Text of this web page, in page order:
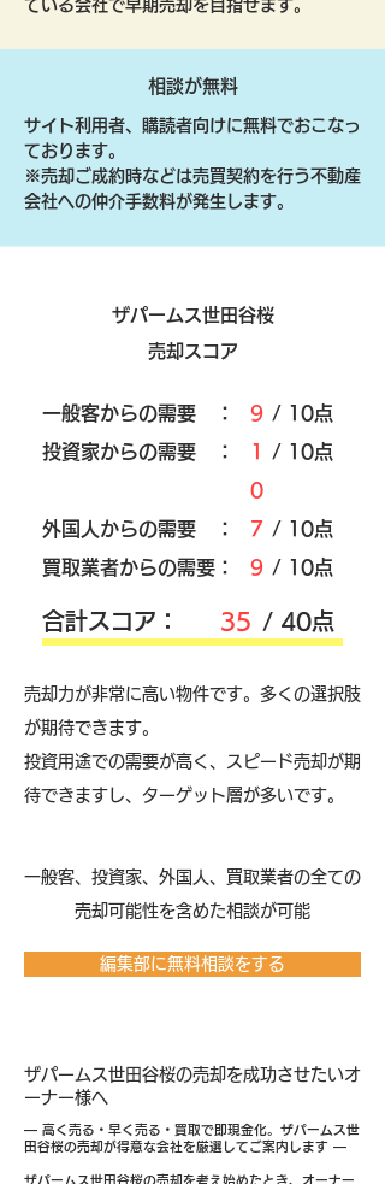
ている会社で早期売却を目指せます。
相談が無料
サイト利用者、購読者向けに無料でおこなっ
ております。
​※売却ご成約時などは売買契約を行う不動産
会社への仲介手数料が発生します。
ザパームス世田谷桜
売却スコア
​一般客からの需要 ： 9 / 10点
​投資家からの需要 ：
1
0
/ 10点
外国人からの需要 ： 7 / 10点
買取業者からの需要：
9 / 10点
​合計スコア： 35 / 40点
売却力が非常に高い物件です。多くの選択肢
が期待できます。
投資用途での需要が高く、スピード売却が期
待できますし、ターゲット層が多いです。
​一般客、投資家、外国人、買取業者の全ての
売却可能性を含めた相談が可能
編集部に無料相談をする
ザパームス世田谷桜の売却を成功させたいオ
ーナー様へ
― 高く売る・早く売る・買取で即現金化。ザパームス世
田谷桜の売却が得意な会社を厳選してご案内します ―
ザパームス世田谷桜の売却を考え始めたとき、オーナー